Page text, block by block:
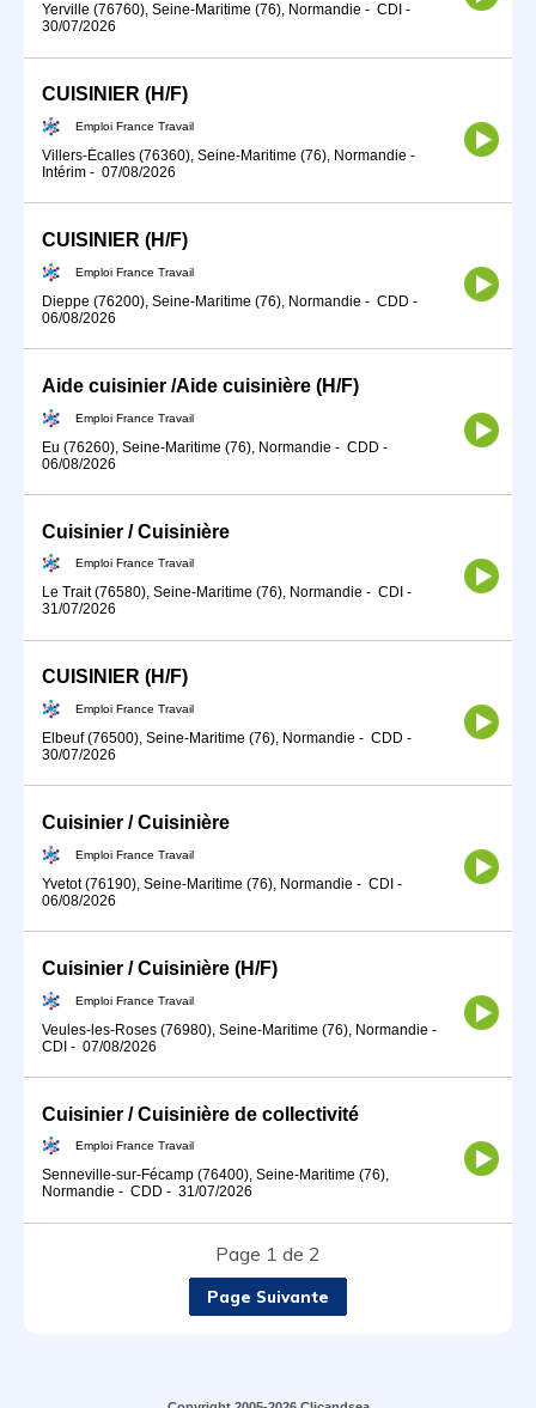
Yerville (76760), Seine-Maritime (76), Normandie - CDI -
30/07/2026
CUISINIER (H/F)
Emploi France Travail
Villers-Écalles (76360), Seine-Maritime (76), Normandie -
Intérim - 07/08/2026
CUISINIER (H/F)
Emploi France Travail
Dieppe (76200), Seine-Maritime (76), Normandie - CDD -
06/08/2026
Aide cuisinier /Aide cuisinière (H/F)
Emploi France Travail
Eu (76260), Seine-Maritime (76), Normandie - CDD -
06/08/2026
Cuisinier / Cuisinière
Emploi France Travail
Le Trait (76580), Seine-Maritime (76), Normandie - CDI -
31/07/2026
CUISINIER (H/F)
Emploi France Travail
Elbeuf (76500), Seine-Maritime (76), Normandie - CDD -
30/07/2026
Cuisinier / Cuisinière
Emploi France Travail
Yvetot (76190), Seine-Maritime (76), Normandie - CDI -
06/08/2026
Cuisinier / Cuisinière (H/F)
Emploi France Travail
Veules-les-Roses (76980), Seine-Maritime (76), Normandie -
CDI - 07/08/2026
Cuisinier / Cuisinière de collectivité
Emploi France Travail
Senneville-sur-Fécamp (76400), Seine-Maritime (76),
Normandie - CDD - 31/07/2026
Page 1 de 2
Page Suivante